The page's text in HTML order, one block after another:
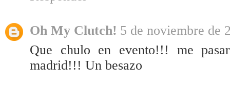
Oh My Clutch! 5 de noviembre de
Que chulo en evento!!! me
madrid!!! Un besazo